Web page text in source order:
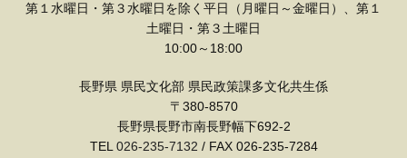
第１水曜日・第３水曜日を除く平日（月曜日～金曜日）、第１
土曜日・第３土曜日
10:00～18:00
長野県 県民文化部 県民政策課多文化共生係
〒380-8570
長野県長野市南長野幅下692-2
TEL026-235-7132 / FAX 026-235-7284